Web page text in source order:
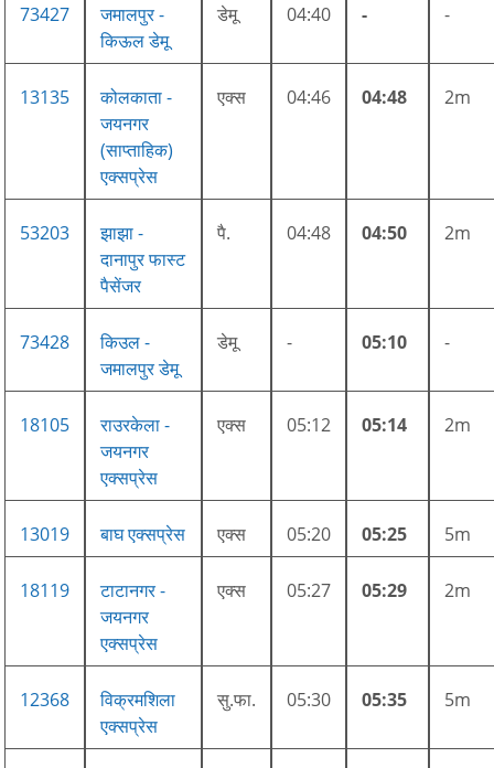
73427
जमालपुर -
किऊल डेमू
डेमू 04:40 - -
13135
कोलकाता -
जयनगर
(साप्ताहिक)
एक्सप्रेस
एक्स 04:46 04:48 2m
53203
झाझा -
दानापुर फास्ट
पैसेंजर
पै. 04:48 04:50 2m
73428
किउल -
जमालपुर डेमू
डेमू - 05:10 -
18105
राउरकेला -
जयनगर
एक्सप्रेस
एक्स 05:12 05:14 2m
13019 बाघ एक्सप्रेस एक्स 05:20 05:25 5m
18119
टाटानगर -
जयनगर
एक्सप्रेस
एक्स 05:27 05:29 2m
12368
विक्रमशिला
एक्सप्रेस
सु.फा. 05:30 05:35 5m